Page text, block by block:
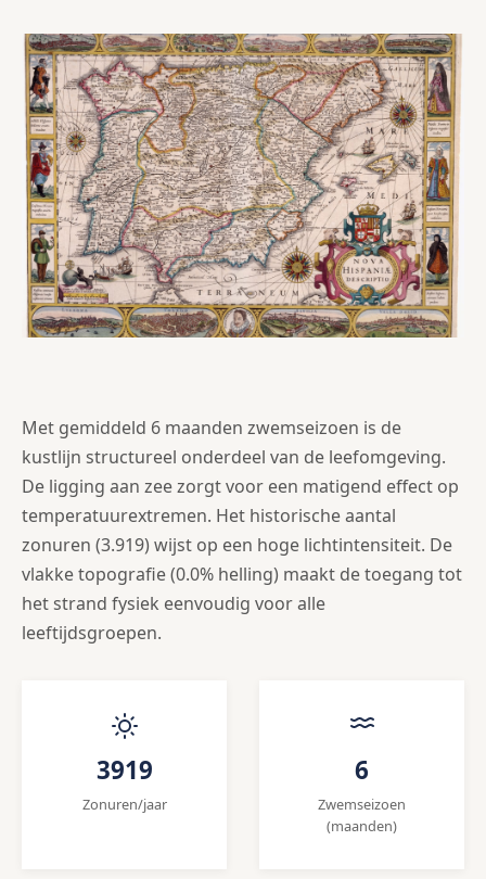
Met gemiddeld 6 maanden zwemseizoen is de
kustlijn structureel onderdeel van de leefomgeving.
De ligging aan zee zorgt voor een matigend effect op
temperatuurextremen. Het historische aantal
zonuren (3.919) wijst op een hoge lichtintensiteit. De
vlakke topografie (0.0% helling) maakt de toegang tot
het strand fysiek eenvoudig voor alle
leeftijdsgroepen.
3919
Zonuren/jaar
6
Zwemseizoen
(maanden)